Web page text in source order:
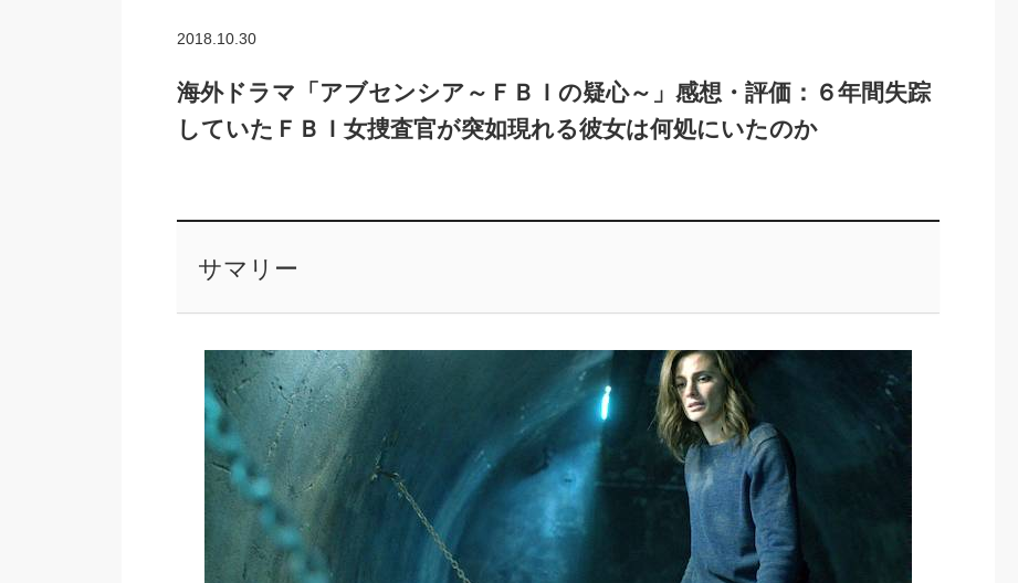
2018.10.30
海外ドラマ「アブセンシア～ＦＢＩの疑心～」感想・評価：６年間失踪
していたＦＢＩ女捜査官が突如現れる彼女は何処にいたのか
サマリー